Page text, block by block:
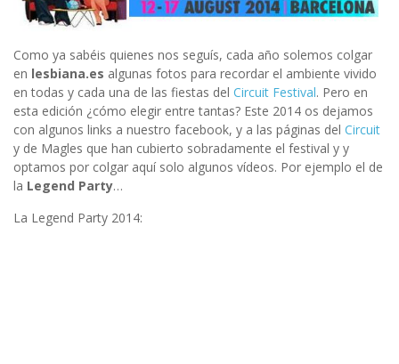
Como ya sabéis quienes nos seguís, cada año solemos colgar
en lesbiana.es algunas fotos para recordar el ambiente vivido
en todas y cada una de las fiestas del Circuit Festival. Pero en
esta edición ¿cómo elegir entre tantas? Este 2014 os dejamos
con algunos links a nuestro facebook, y a las páginas del Circuit
y de Magles que han cubierto sobradamente el festival y y
optamos por colgar aquí solo algunos vídeos. Por ejemplo el de
la Legend Party…
La Legend Party 2014: